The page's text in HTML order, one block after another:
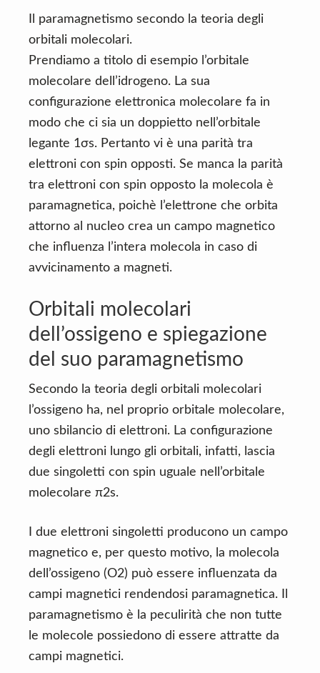
Il paramagnetismo secondo la teoria degli
orbitali molecolari.
Prendiamo a titolo di esempio l’orbitale
molecolare dell’idrogeno. La sua
configurazione elettronica molecolare fa in
modo che ci sia un doppietto nell’orbitale
legante 1σs. Pertanto vi è una parità tra
elettroni con spin opposti. Se manca la parità
tra elettroni con spin opposto la molecola è
paramagnetica, poichè l’elettrone che orbita
attorno al nucleo crea un campo magnetico
che influenza l’intera molecola in caso di
avvicinamento a magneti.
Orbitali molecolari
dell’ossigeno e spiegazione
del suo paramagnetismo
Secondo la teoria degli orbitali molecolari
l’ossigeno ha, nel proprio orbitale molecolare,
uno sbilancio di elettroni. La configurazione
degli elettroni lungo gli orbitali, infatti, lascia
due singoletti con spin uguale nell’orbitale
molecolare π2s.
I due elettroni singoletti producono un campo
magnetico e, per questo motivo, la molecola
dell’ossigeno (O2) può essere influenzata da
campi magnetici rendendosi paramagnetica. Il
paramagnetismo è la peculirità che non tutte
le molecole possiedono di essere attratte da
campi magnetici.